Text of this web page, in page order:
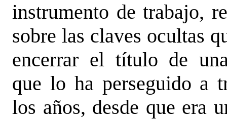
instrumento de trabajo,
sobre las claves ocultas
encerrar el título de
que lo ha perseguido a
los años, desde que era